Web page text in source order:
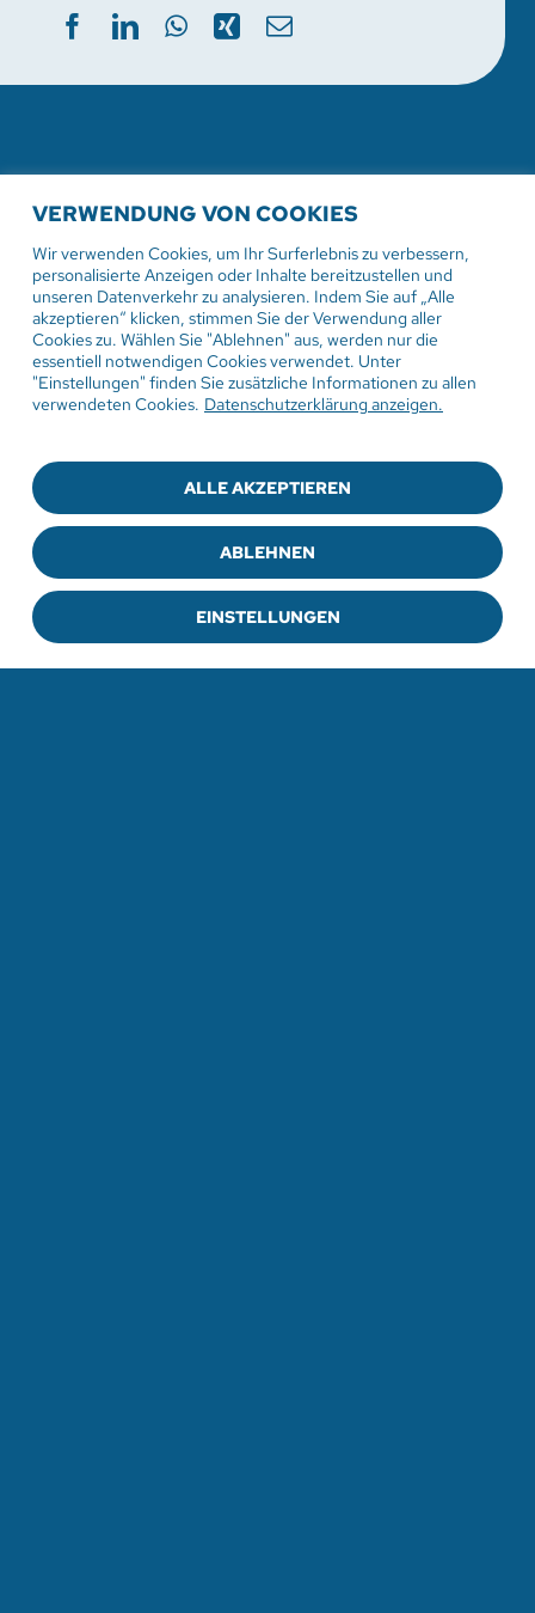
VERWENDUNG VON COOKIES
Wir verwenden Cookies, um Ihr Surferlebnis zu verbessern,
personalisierte Anzeigen oder Inhalte bereitzustellen und
unseren Datenverkehr zu analysieren. Indem Sie auf „Alle
akzeptieren“ klicken, stimmen Sie der Verwendung aller
Cookies zu. Wählen Sie "Ablehnen" aus, werden nur die
essentiell notwendigen Cookies verwendet. Unter
"Einstellungen" finden Sie zusätzliche Informationen zu allen
verwendeten Cookies. Datenschutzerklärung anzeigen.
EINSTELLUNGEN
ABLEHNEN
ALLE AKZEPTIEREN
WEITERE AKTUELLE
VERANSTALTUNGEN
2. August 2026
Gottesdienst in der
Damit hat niemand gerechnet
Pfarrer Ulrich Weber